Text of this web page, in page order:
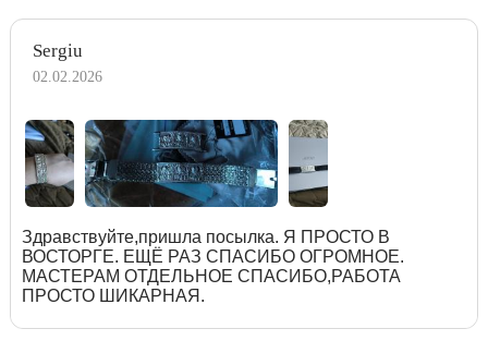
Sergiu
02.02.2026
Здравствуйте,пришла посылка. Я ПРОСТО В
ВОСТОРГЕ. ЕЩЁ РАЗ СПАСИБО ОГРОМНОЕ.
МАСТЕРАМ ОТДЕЛЬНОЕ СПАСИБО,РАБОТА
ПРОСТО ШИКАРНАЯ.